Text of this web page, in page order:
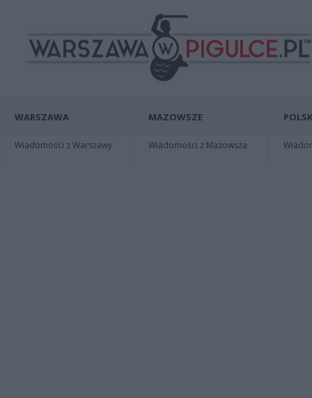
WARSZAWA
Wiadomości z Warszawy
MAZOWSZE
Wiadomości z Mazowsza